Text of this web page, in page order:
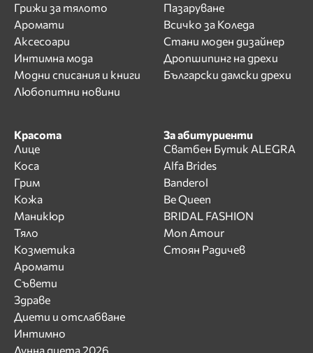
Грижи за тялото
Аромати
Аксесоари
Интимна мода
Модни списания и книги
Любопитни новини
Пазаруване
Всичко за Коледа
Стани моден дизайнер
Дропшипинг на дрехи
Български дамски дрехи
Красота
Лице
Коса
Грим
Кожа
Маникюр
Тяло
Козметика
Аромати
Съвети
Здраве
Диети и отслабване
Интимно
Лунна диета 2026
За абитуриенти
Сватбен Бутик ALEGRA
Alfa Brides
Banderol
Be Queen
BRIDAL FASHION
Mon Amour
Стоян Радичев